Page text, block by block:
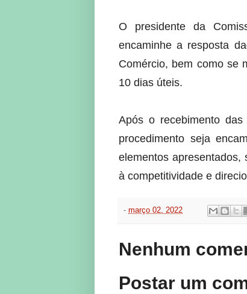
O presidente da
encaminhe a resposta
Comércio, bem como se
10 dias úteis.
Após o recebimento
procedimento seja
elementos apresentados,
à competitividade e
- março 02, 2022
Nenhum
Postar um